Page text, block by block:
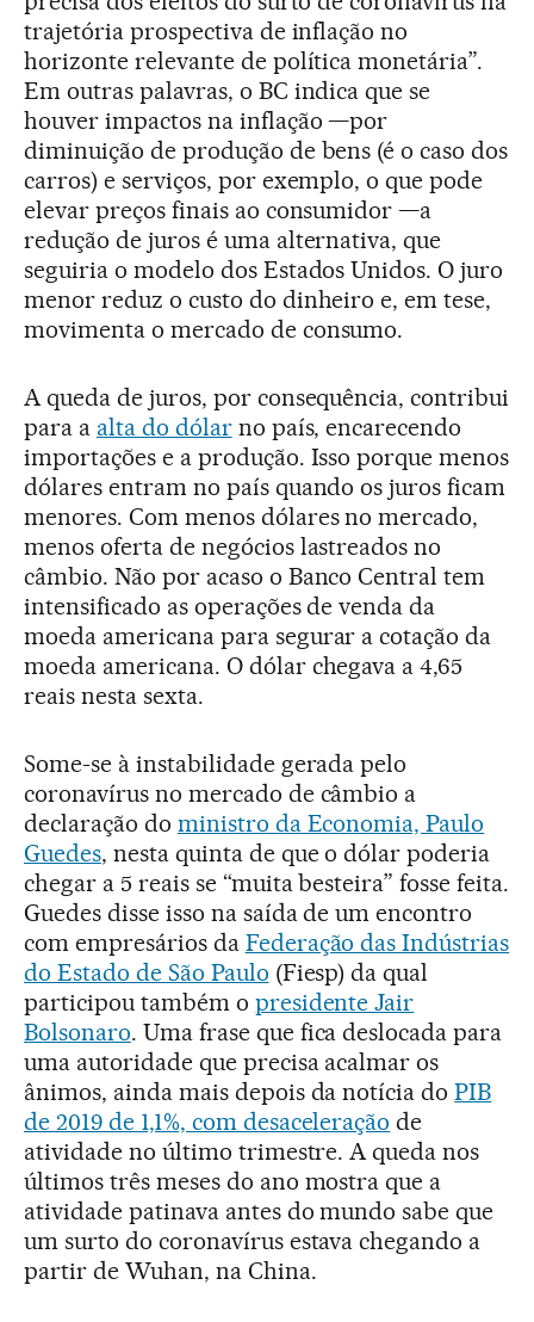
trajetória prospectiva de inflação no
horizonte relevante de política monetária”.
Em outras palavras, o BC indica que se
houver impactos na inflação —por
diminuição de produção de bens (é o caso dos
carros) e serviços, por exemplo, o que pode
elevar preços finais ao consumidor —a
redução de juros é uma alternativa, que
seguiria o modelo dos Estados Unidos. O juro
menor reduz o custo do dinheiro e, em tese,
movimenta o mercado de consumo.
A queda de juros, por consequência, contribui
para a alta do dólarno país, encarecendo
importações e a produção. Isso porque menos
dólares entram no país quando os juros ficam
menores. Com menos dólares no mercado,
menos oferta de negócios lastreados no
câmbio. Não por acaso o Banco Central tem
intensificado as operações de venda da
moeda americana para segurar a cotação da
moeda americana. O dólar chegava a 4,65
reais nesta sexta.
Some-se à instabilidade gerada pelo
coronavírus no mercado de câmbio a
declaração do ministro da Economia, Paulo
Guedes, nesta quinta de que o dólar poderia
chegar a 5 reais se “muita besteira” fosse feita.
Guedes disse isso na saída de um encontro
com empresários da Federação das Indústrias
do Estado de São Paulo (Fiesp) da qual
participou também o presidente Jair
Bolsonaro. Uma frase que fica deslocada para
uma autoridade que precisa acalmar os
ânimos, ainda mais depois da notícia doPIB
de 2019 de 1,1%, com desaceleração de
atividade no último trimestre. A queda nos
últimos três meses do ano mostra que a
atividade patinava antes do mundo sabe que
um surto do coronavírus estava chegando a
partir de Wuhan, na China.